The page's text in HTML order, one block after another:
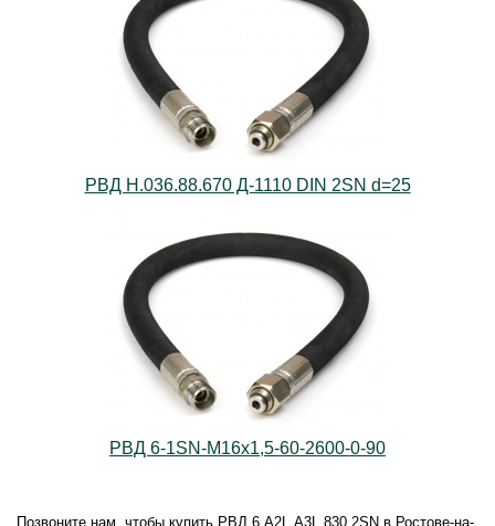
РВД Н.036.88.670 Д-1110 DIN 2SN d=25
РВД 6-1SN-M16х1,5-60-2600-0-90
Позвоните нам, чтобы купить РВД.6.А2L.А3L.830.2SN в Ростове-на-